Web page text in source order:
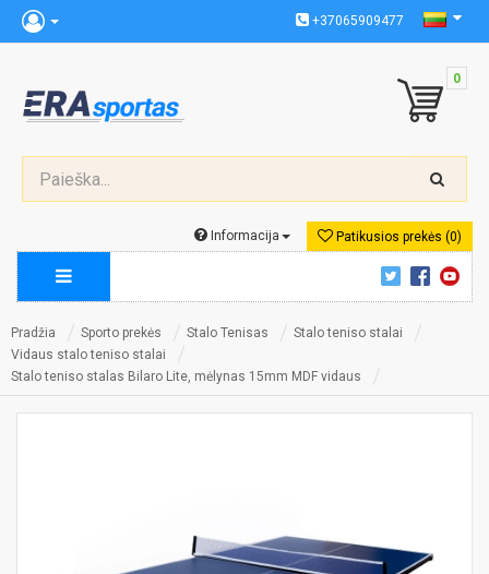
+37065909477
0
Patikusios prekės (0)
Informacija
Pradžia Sporto prekės Stalo Tenisas
Stalo teniso stalai
Vidaus stalo teniso stalai
Stalo teniso stalas Bilaro Lite, mėlynas 15mm MDF vidaus